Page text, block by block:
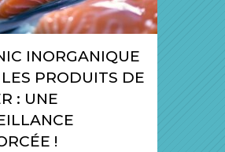
INORGANIQUE
PRODUITS DE
: UNE
!